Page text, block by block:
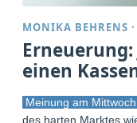
MONIKA BEHRENS
einen
Meinung am Mittwoch
des harten Marktes